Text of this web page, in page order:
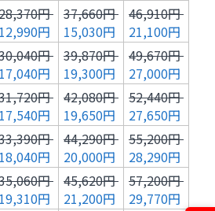
円
12,990円
37,660円
15,030円
46,910円
21,100円
円
17,040円
39,870円
19,300円
49,670円
27,000円
円
17,540円
42,080円
19,650円
52,440円
27,650円
円
18,040円
44,290円
20,000円
55,200円
28,290円
円
19,310円
45,620円
21,200円
57,200円
29,770円